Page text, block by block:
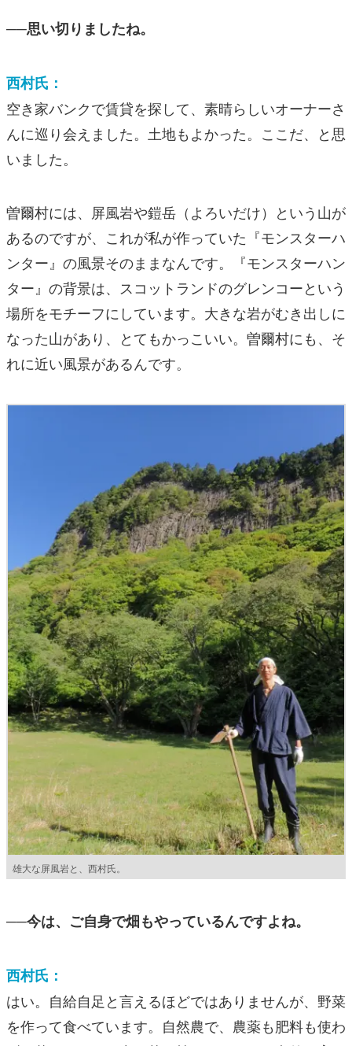
──思い切りましたね。
西村氏：
空き家バンクで賃貸を探して、素晴らしいオーナーさ
んに巡り会えました。土地もよかった。ここだ、と思
いました。
曽爾村には、屏風岩や鎧岳（よろいだけ）という山が
あるのですが、これが私が作っていた『モンスターハ
ンター』の風景そのままなんです。『モンスターハン
ター』の背景は、スコットランドのグレンコーという
場所をモチーフにしています。大きな岩がむき出しに
なった山があり、とてもかっこいい。曽爾村にも、そ
れに近い風景があるんです。
雄大な屏風岩と、西村氏。
──今は、ご自身で畑もやっているんですよね。
西村氏：
はい。自給自足と言えるほどではありませんが、野菜
を作って食べています。自然農で、農薬も肥料も使わ